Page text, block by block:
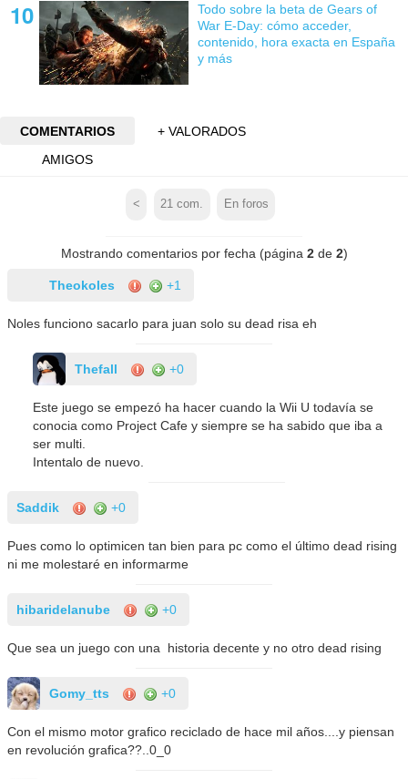
Todo sobre la beta de Gears of
War E-Day: cómo acceder,
contenido, hora exacta en España
y más
COMENTARIOS
+ VALORADOS
AMIGOS
< 21 com. En foros
Mostrando comentarios por fecha (página 2de 2)
Theokoles +1
Noles funciono sacarlo para juan solo su dead risa eh
Thefall +0
Este juego se empezó ha hacer cuando la Wii U todavía se
conocia como Project Cafe y siempre se ha sabido que iba a
ser multi.
Intentalo de nuevo.
Saddik +0
Pues como lo optimicen tan bien para pc como el último dead rising
ni me molestaré en informarme
hibaridelanube +0
Que sea un juego con una historia decente y no otro dead rising
Gomy_tts +0
Con el mismo motor grafico reciclado de hace mil años....y piensan
en revolución grafica??..0_0